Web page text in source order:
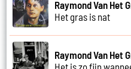
Raymond Van Het
Het gras is nat
Raymond Van Het
Het is zo fijn